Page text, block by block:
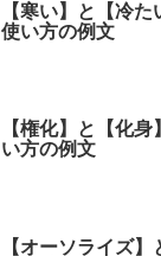
【寒い】と【冷
使い方の例文
【権化】と【化
い方の例文
【オーソライズ】